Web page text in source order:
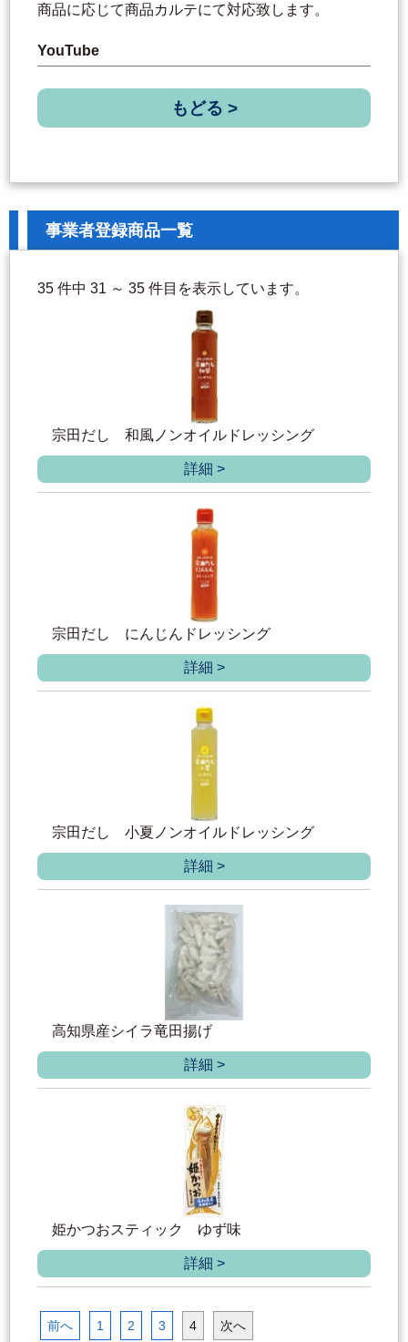
商品に応じて商品カルテにて対応致します。
YouTube
もどる >
事業者登録商品一覧
35 件中 31 ～ 35 件目を表示しています。
宗田だし 和風ノンオイルドレッシング
詳細 >
宗田だし にんじんドレッシング
詳細 >
宗田だし 小夏ノンオイルドレッシング
詳細 >
高知県産シイラ竜田揚げ
詳細 >
姫かつおスティック ゆず味
詳細 >
前へ 1 2 3 4 次へ